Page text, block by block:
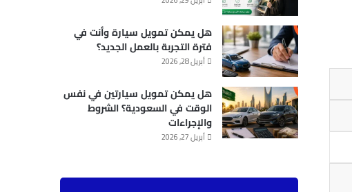
هل يمكن تمويل سيارة وأنت في
فترة التجربة بالعمل الجديد؟
أبريل 28, 2026
هل يمكن تمويل سيارتين في نفس
الوقت في السعودية؟ الشروط
والإجراءات
أبريل 27, 2026